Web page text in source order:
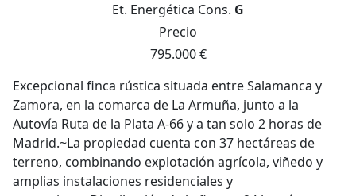
Et. Energética Cons. G
Precio
795.000 €
Excepcional finca rústica situada entre Salamanca y
Zamora, en la comarca de La Armuña, junto a la
Autovía Ruta de la Plata A-66 y a tan solo 2 horas de
Madrid.~La propiedad cuenta con 37 hectáreas de
terreno, combinando explotación agrícola, viñedo y
amplias instalaciones residenciales y